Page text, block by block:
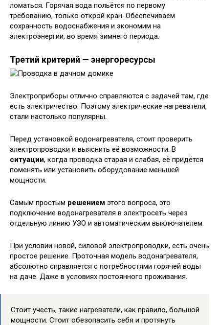
ломаться. Горячая вода польётся по первому
требованию, только открой кран. Обеспечиваем
сохранность водоснабжения и экономим на
электроэнергии, во время зимнего периода.
Третий критерий — энергоресурсы
Электроприборы отлично справляются с задачей там, где
есть электричество. Поэтому электрические нагреватели,
стали настолько популярны.
Перед установкой водонагревателя, стоит проверить
электропроводки и выяснить её возможности. В
ситуации, когда проводка старая и слабая, её придётся
поменять или установить оборудование меньшей
мощности.
Самым простым решением этого вопроса, это
подключение водонагревателя в электросеть через
отдельную линию УЗО и автоматическим выключателем.
При условии новой, силовой электропроводки, есть очень
простое решение. Проточная модель водонагревателя,
абсолютно справляется с потребностями горячей воды
на даче. Даже в условиях постоянного проживания.
Стоит учесть, такие нагреватели, как правило, большой
мощности. Стоит обезопасить себя и протянуть